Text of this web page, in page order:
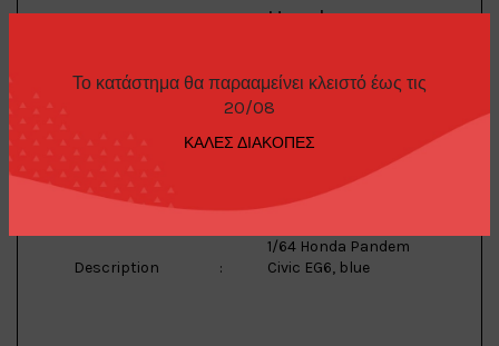
Το κατάστημα θα παρααμείνει κλειστό έως τις
20/08
ΚΑΛΕΣ ΔΙΑΚΟΠΕΣ
Honda
:
Pandem Civic
EG6
Description :
1/64 Honda Pandem
Civic EG6, blue